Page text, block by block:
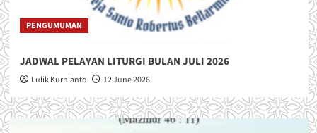
PENGUMUMAN
JADWAL PELAYAN LITURGI BULAN JULI 2026
Lulik Kurnianto 12 June 2026